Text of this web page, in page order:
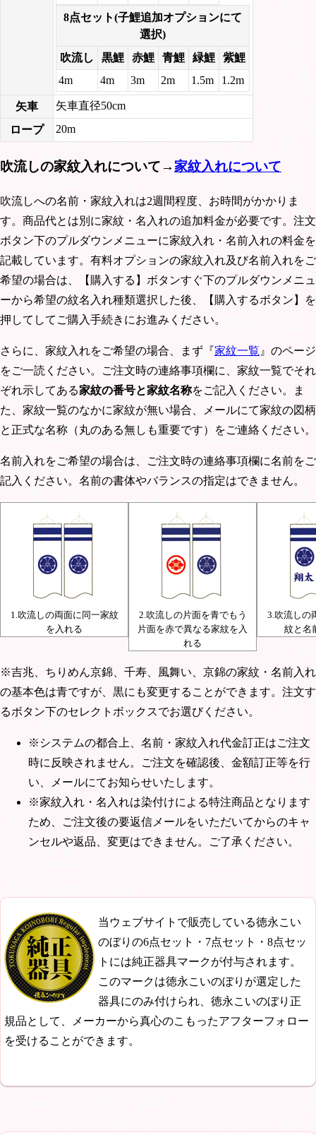
8点セット(子鯉追加オプションにて
選択)
吹流し
黒鯉 赤鯉 青鯉 緑鯉
紫鯉
4m
4m 3m 2m 1.5m 1.2m
矢車
矢車直径50cm
ロープ
20m
吹流しの家紋入れについて→家紋入れについて
吹流しへの名前・家紋入れは2週間程度、お時間がかかりま
す。商品代とは別に家紋・名入れの追加料金が必要です。注文
ボタン下のプルダウンメニューに家紋入れ・名前入れの料金を
記載しています。有料オプションの家紋入れ及び名前入れをご
希望の場合は、【購入する】ボタンすぐ下のプルダウンメニュ
ーから希望の紋名入れ種類選択した後、【購入するボタン】を
押してしてご購入手続きにお進みください。
さらに、家紋入れをご希望の場合、まず『家紋一覧 』のページ
をご一読ください。ご注文時の連絡事項欄に、家紋一覧でそれ
ぞれ示してある家紋の番号と家紋名称をご記入ください。ま
た、家紋一覧のなかに家紋が無い場合、メールにて家紋の図柄
と正式な名称（丸のある無しも重要です）をご連絡ください。
名前入れをご希望の場合は、ご注文時の連絡事項欄に名前をご
記入ください。名前の書体やバランスの指定はできません。
1.吹流しの両面に同一家紋
を入れる
2.吹流しの片面を青でもう
片面を赤で異なる家紋を入
れる
3.吹流しの
紋と名
※吉兆、ちりめん京錦、千寿、風舞い、京錦の家紋・名前入れ
の基本色は青ですが、黒にも変更することができます。注文す
るボタン下のセレクトボックスでお選びください。
※システムの都合上、名前・家紋入れ代金訂正はご注文
時に反映されません。ご注文を確認後、金額訂正等を行
い、メールにてお知らせいたします。
※家紋入れ・名入れは染付けによる特注商品となります
ため、ご注文後の要返信メールをいただいてからのキャ
ンセルや返品、変更はできません。ご了承ください。
当ウェブサイトで販売している徳永こい
のぼりの6点セット・7点セット・8点セッ
トには純正器具マークが付与されます。
このマークは徳永こいのぼりが選定した
器具にのみ付けられ、徳永こいのぼり正
規品として、メーカーから真心のこもったアフターフォロー
を受けることができます。